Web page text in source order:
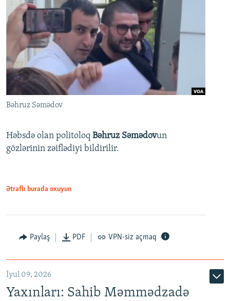
Bəhruz Səmədov
Həbsdə olan politoloq Bəhruz Səmədovun
gözlərinin zəiflədiyi bildirilir.
Ətraflı burada oxuyun
Paylaş PDF VPN-siz açmaq
İyul 09, 2026
Yaxınları: Sahib Məmmədzadə